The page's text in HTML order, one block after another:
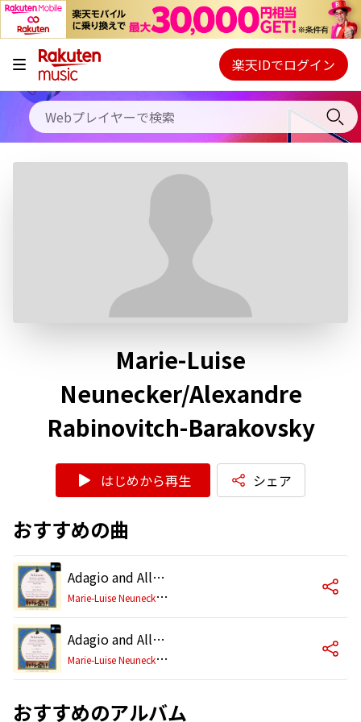
キャンペーン
料金プラン
使い方
Webプレイヤー
ご契約内容の確認・変更
楽天IDでログイン
Marie-Luise
Neunecker/Alexandre
Rabinovitch-Barakovsky
はじめから再生 シェア
おすすめの曲
Adagio and Allegro, Op. 70: I. Langsam, mit innigem Ausdruck (Live)
M
arie-Luise Neunecker/Alexandre Rabinovitch-Barakovsky
Adagio and Allegro, Op. 70: II. Rasch und feurig
M
arie-Luise Neunecker/Alexandre Rabinovitch-Barakovsky
おすすめのアルバム